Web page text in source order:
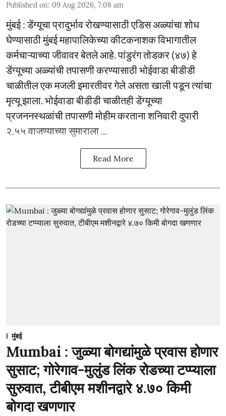
Published on: 09 Aug 2026, 7:08 am
मुंबई : डेंग्यूचा प्रादुर्भाव रोखण्यासाठी एडिस अळ्यांचा शोध
घेण्यासाठी मुंबई महापालिकेच्या कीटकनाशक विभागातील
कर्मचाऱ्याच्या जीवावर बेतले आहे. पांडुरंग तोडकर (४७) हे
डेंग्यूच्या अळ्यांची तपासणी करण्यासाठी भोईवाडा बीडीडी
चाळीतील एक मजली इमारतीवर गेले असता खाली पडून त्यांचा
मृत्यू झाला. भोईवाडा बीडीडी चाळीतही डेंग्यूच्या
प्रजननस्थळांची तपासणी मोहीम करताना शनिवारी दुपारी
२.५५ वाजण्याच्या सुमाराला ...
Read More
मुंबई
Mumbai : जुळ्या बोगद्यांमुळे प्रवास होणार
सुसाट; गोरेगाव-मुलुंड लिंक रोडच्या टप्प्याला
सुरुवात, टीबीएम मशीनद्वारे ४.७० किमी
बोगदा खणणार